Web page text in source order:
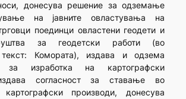
донесува решение за одземање
на јавните овластувања на
поединци овластени геодети и
за геодетски работи (во
текст: Комората), издава и одзема
за изработка на картографски
согласност за ставање во
производи, донесува